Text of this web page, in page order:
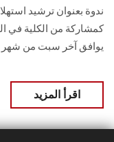
ندوة بعنوان ترشيد
كمشاركة من الكلية في
يوافق آخر سبت من
اقرأ المزيد